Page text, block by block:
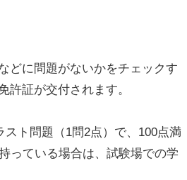
どに問題がないかをチェックす
許証が交付されます。
ト問題（1問2点）で、100点満
っている場合は、試験場での学